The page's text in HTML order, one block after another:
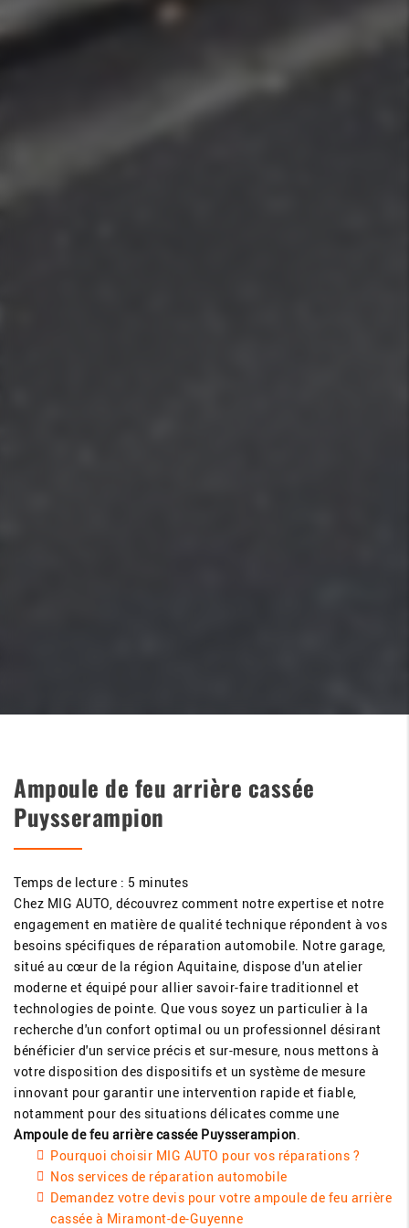
Ampoule de feu arrière cassée
Puysserampion
Temps de lecture : 5 minutes
Chez MIG AUTO, découvrez comment notre expertise et notre
engagement en matière de qualité technique répondent à vos
besoins spécifiques de réparation automobile. Notre garage,
situé au cœur de la région Aquitaine, dispose d'un atelier
moderne et équipé pour allier savoir-faire traditionnel et
technologies de pointe. Que vous soyez un particulier à la
recherche d'un confort optimal ou un professionnel désirant
bénéficier d'un service précis et sur-mesure, nous mettons à
votre disposition des dispositifs et un système de mesure
innovant pour garantir une intervention rapide et fiable,
notamment pour des situations délicates comme une
Ampoule de feu arrière cassée Puysserampion.
Pourquoi choisir MIG AUTO pour vos réparations ?
Nos services de réparation automobile
Demandez votre devis pour votre ampoule de feu arrière
cassée à Miramont-de-Guyenne